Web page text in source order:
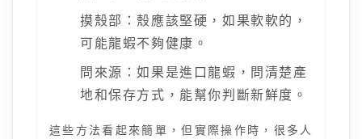
摸殼部：殼應該堅硬，如果軟軟的，
可能龍蝦不夠健康。
問來源：如果是進口龍蝦，問清楚產
地和保存方式，能幫你判斷新鮮度。
這些方法看起來簡單，但實際操作時，很多人